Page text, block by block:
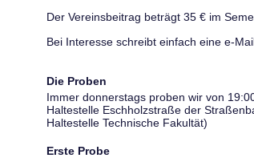
Der Vereinsbeitrag beträgt 35 € im
Bei Interesse schreibt einfach eine e-
Die Proben
Immer donnerstags proben wir von
Haltestelle Eschholzstraße der
Haltestelle Technische Fakultät)
Erste Probe